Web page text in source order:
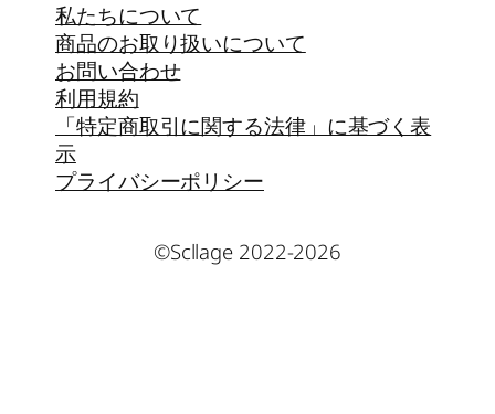
私たちについて
商品のお取り扱いについて
お問い合わせ
利用規約
「特定商取引に関する法律」に基づく表
示
プライバシーポリシー
©Scllage 2022-2026